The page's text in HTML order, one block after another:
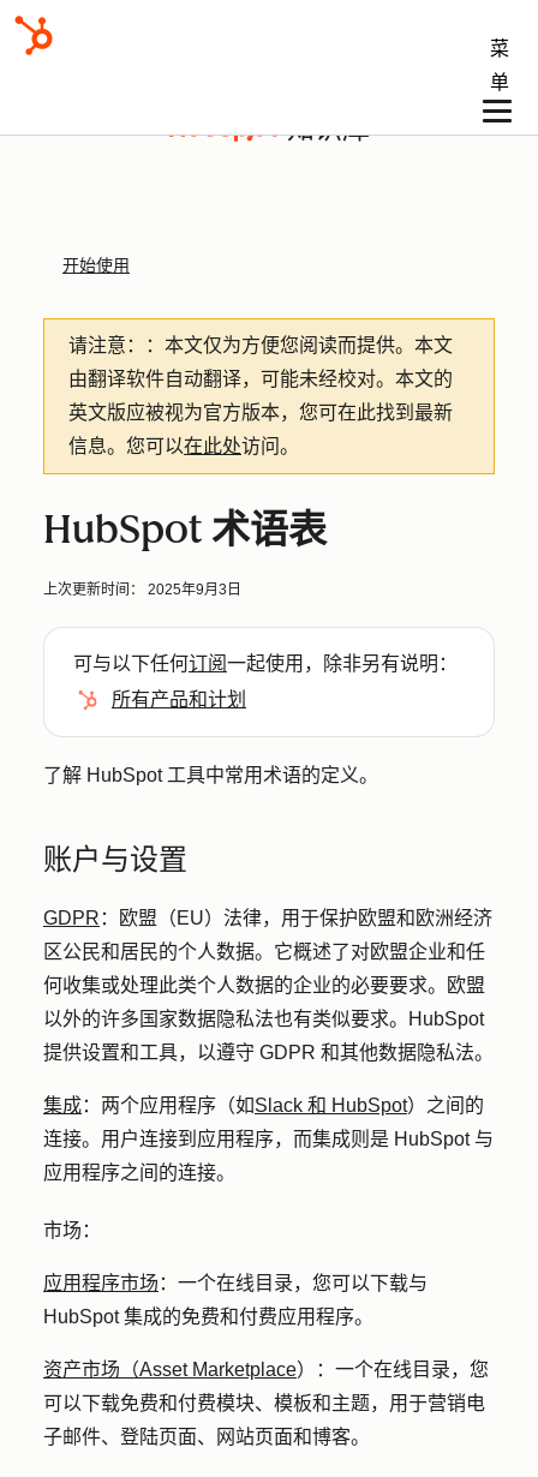
菜
单
知识库
开始使用
请注意： ：本文仅为方便您阅读而提供。 本文
由翻译软件自动翻译，可能未经校对。本文的
英文版应被视为官方版本，您可在此找到最新
信息。您可以在此处访问。
HubSpot 术语表
上次更新时间： 2025年9月3日
可与以下任何订阅一起使用，除非另有说明：
所有产品和计划
了解 HubSpot 工具中常用术语的定义。
账户与设置
GDPR ：
欧盟（EU）法律，用于保护欧盟和欧洲经济
区公民和居民的个人数据。它概述了对欧盟企业和任
何收集或处理此类个人数据的企业的必要要求。欧盟
以外的许多国家数据隐私法也有类似要求。HubSpot
提供设置和工具，以遵守 GDPR 和其他数据隐私法。
集成： 两个应用程序（如Slack 和 HubSpot）之间的
连接。用户连接到应用程序，而集成则是 HubSpot 与
应用程序之间的连接。
市场：
应用程序市场 ： 一个在线目录，您可以下载与
HubSpot 集成的免费和付费应用程序。
资产市场（Asset Marketplace） ： 一个在线目录，您
可以下载免费和付费模块、模板和主题，用于营销电
子邮件、登陆页面、网站页面和博客。